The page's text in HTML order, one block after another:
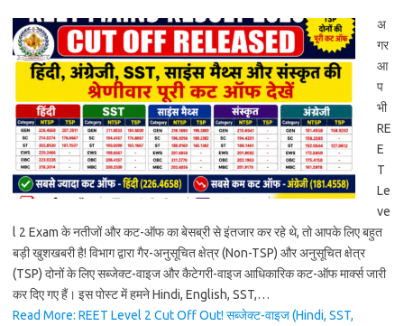
अ
गर
आ
प
भी
RE
E
T
Le
ve
l 2 Exam के नतीजों और कट-ऑफ का बेसब्री से इंतजार कर रहे थे, तो आपके लिए बहुत
बड़ी खुशखबरी है! विभाग द्वारा गैर-अनुसूचित क्षेत्र (Non-TSP) और अनुसूचित क्षेत्र
(TSP) दोनों के लिए सब्जेक्ट-वाइज और कैटेगरी-वाइज आधिकारिक कट-ऑफ मार्क्स जारी
कर दिए गए हैं। इस पोस्ट में हमने Hindi, English, SST,…
Read More: REET Level 2 Cut Off Out! सब्जेक्ट-वाइज (Hindi, SST,